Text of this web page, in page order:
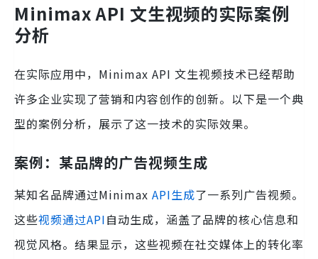
Minimax API 文生视频的实际案例
分析
在实际应用中，Minimax API 文生视频技术已经帮助
许多企业实现了营销和内容创作的创新。以下是一个典
型的案例分析，展示了这一技术的实际效果。
案例：某品牌的广告视频生成
某知名品牌通过Minimax API生成了一系列广告视频。
这些视频通过API自动生成，涵盖了品牌的核心信息和
视觉风格。结果显示，这些视频在社交媒体上的转化率